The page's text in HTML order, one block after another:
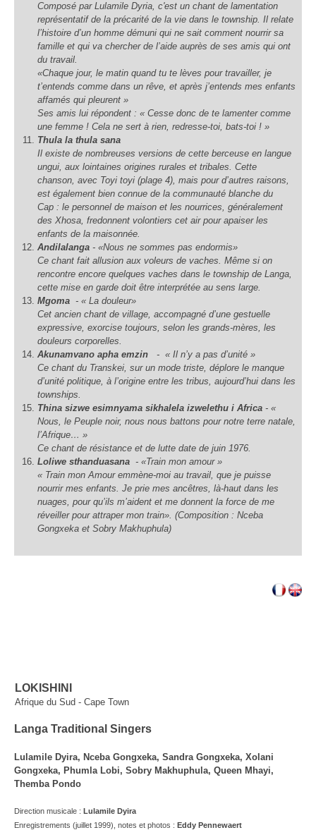
Composé par Lulamile Dyria, c'est un chant de lamentation
représentatif de la précarité de la vie dans le township. Il relate
l’histoire d’un homme démuni qui ne sait comment nourrir sa
famille et qui va chercher de l’aide auprès de ses amis qui ont
du travail.
«Chaque jour, le matin quand tu te lèves pour travailler, je
t’entends comme dans un rêve, et après j’entends mes enfants
affamés qui pleurent »
Ses amis lui répondent : « Cesse donc de te lamenter comme
une femme ! Cela ne sert à rien, redresse-toi, bats-toi ! »
Thula la thula sana
Il existe de nombreuses versions de cette berceuse en langue
ungui, aux lointaines origines rurales et tribales. Cette
chanson, avec Toyi toyi (plage 4), mais pour d’autres raisons,
est également bien connue de la communauté blanche du
Cap : le personnel de maison et les nourrices, généralement
des Xhosa, fredonnent volontiers cet air pour apaiser les
enfants de la maisonnée.
Andilalanga - «Nous ne sommes pas endormis»
Ce chant fait allusion aux voleurs de vaches. Même si on
rencontre encore quelques vaches dans le township de Langa,
cette mise en garde doit être interprétée au sens large.
Mgoma - « La douleur»
Cet ancien chant de village, accompagné d’une gestuelle
expressive, exorcise toujours, selon les grands-mères, les
douleurs corporelles.
Akunamvano apha emzin - « Il n’y a pas d’unité »
Ce chant du Transkei, sur un mode triste, déplore le manque
d’unité politique, à l’origine entre les tribus, aujourd’hui dans les
townships.
Thina sizwe esimnyama sikhalela izwelethu i Africa - «
Nous, le Peuple noir, nous nous battons pour notre terre natale,
l’Afrique… »
Ce chant de résistance et de lutte date de juin 1976.
Loliwe sthanduasana - «Train mon amour »
« Train mon Amour emmène-moi au travail, que je puisse
nourrir mes enfants. Je prie mes ancêtres, là-haut dans les
nuages, pour qu’ils m’aident et me donnent la force de me
réveiller pour attraper mon train». (Composition : Nceba
Gongxeka et Sobry Makhuphula)
LOKISHINI
Afrique du Sud - Cape Town
Langa Traditional Singers
Lulamile Dyira, Nceba Gongxeka, Sandra Gongxeka, Xolani
Gongxeka, Phumla Lobi, Sobry Makhuphula, Queen Mhayi,
Themba Pondo
Direction musicale : Lulamile Dyira
Enregistrements (juillet 1999), notes et photos : Eddy Pennewaert